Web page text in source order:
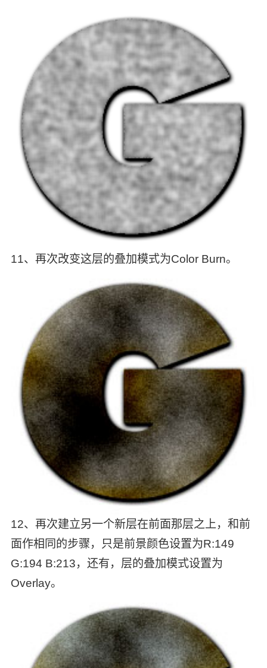
11、再次改变这层的叠加模式为Color Burn。
12、再次建立另一个新层在前面那层之上，和前
面作相同的步骤，只是前景颜色设置为R:149
G:194 B:213，还有，层的叠加模式设置为
Overlay。